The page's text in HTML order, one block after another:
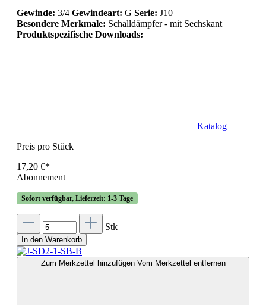
Gewinde: 3/4 Gewindeart: G Serie: J10
Besondere Merkmale: Schalldämpfer - mit Sechskant
Produktspezifische Downloads:
Katalog
Preis pro Stück
17,20 €*
Abonnement
Sofort verfügbar, Lieferzeit: 1-3 Tage
Stk
In den Warenkorb
Zum Merkzettel hinzufügen Vom Merkzettel entfernen